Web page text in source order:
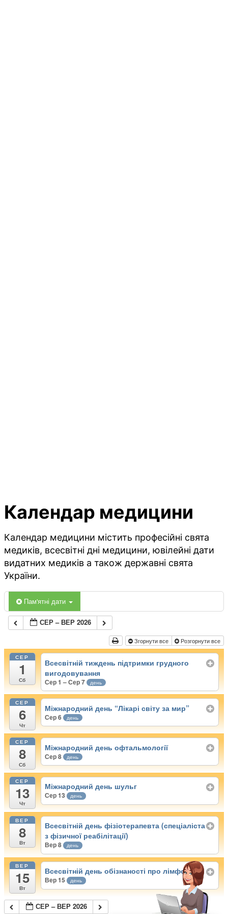
Календар медицини
Календар медицини містить професійні свята
медиків, всесвітні дні медицини, ювілейні дати
видатних медиків а також державні свята
України.
Пам'ятні дати
СЕР – ВЕР 2026
Згорнути все Розгорнути все
СЕР
1
Сб
Всесвітній тиждень підтримки грудного
вигодовування
Сер 1 – Сер 7 день
СЕР
6
Чт
Міжнародний день “Лікарі світу за мир”
Сер 6 день
СЕР
8
Сб
Міжнародний день офтальмології
Сер 8 день
СЕР
13
Чт
Міжнародний день шульг
Сер 13 день
ВЕР
8
Вт
Всесвітній день фізіотерапевта (спеціаліста
з фізичної реабілітації)
Вер 8 день
ВЕР
15
Вт
Всесвітній день обізнаності про лімфому
Вер 15 день
СЕР – ВЕР 2026